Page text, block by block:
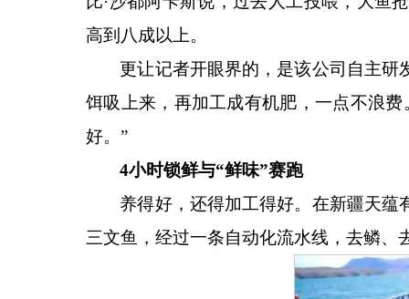
高到八成以上。
更让记者开眼界的，是该公司自主
饵吸上来，再加工成有机肥，一点不浪费
好。”
4小时锁鲜与“鲜味”赛跑
养得好，还得加工得好。在新疆天
三文鱼，经过一条自动化流水线，去鳞、